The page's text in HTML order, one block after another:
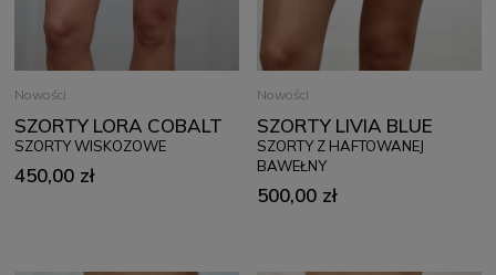
Nowości
SZORTY LORA COBALT
SZORTY WISKOZOWE
450,00 zł
Nowości
SZORTY LIVIA BLUE
SZORTY Z HAFTOWANEJ
BAWEŁNY
500,00 zł